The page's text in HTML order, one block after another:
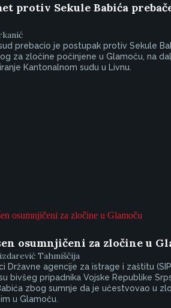
protiv Sekule Babića
prebacio je postupak protiv Sekule
za zločine počinjene u Glamoču, na
Kantonalnom sudu u Livnu.
osumnjičeni za zločine u
Tahmiščija
Državne agencije za istrage i zaštitu
bivšeg pripadnika Vojske Republike
zbog sumnje da je učestvovao u
u Glamoču.